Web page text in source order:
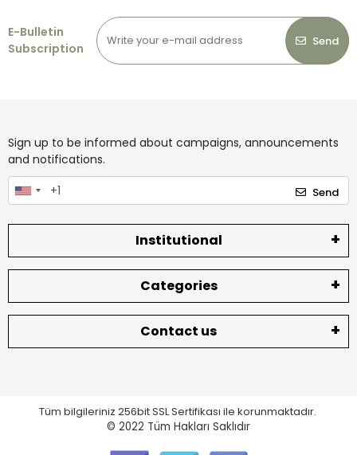
E-Bulletin
Subscription
Send
Sign up to be informed about campaigns, announcements
and notifications.
Send
Institutional
Categories
Contact us
Tüm bilgileriniz 256bit SSL Sertifikası ile korunmaktadır.
© 2022 Tüm Hakları Saklıdır